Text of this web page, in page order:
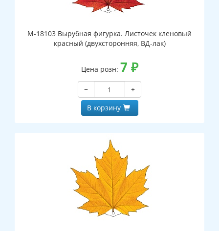
М-18103 Вырубная фигурка. Листочек кленовый
красный (двухсторонняя, ВД-лак)
Цена розн: 7 ₽
−
+
В корзину